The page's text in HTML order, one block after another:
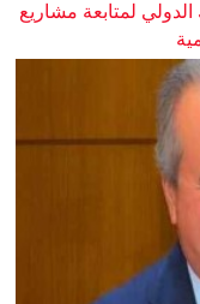
الدولي لمتابعة مشاريع